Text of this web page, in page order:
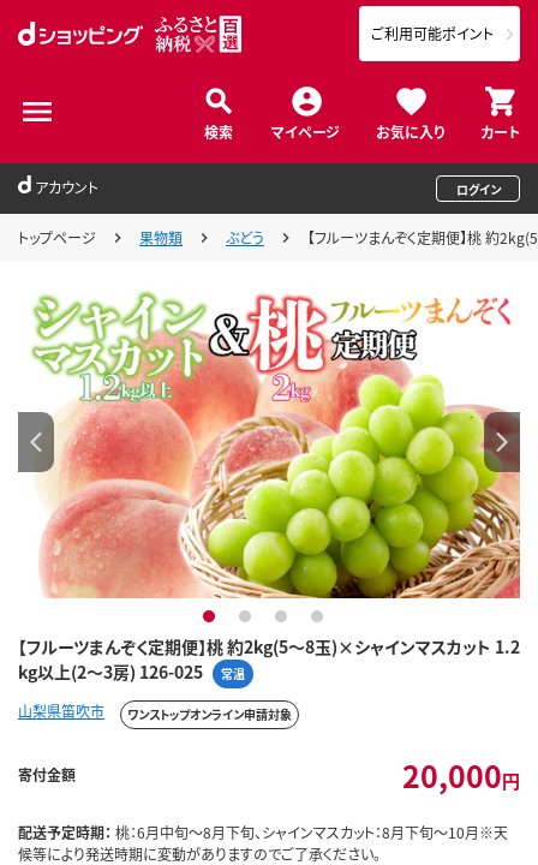
検索 マイページ お気に入り カート
ご利用可能ポイント
アカウント ログイン
トップページ 果物類 ぶどう 【フルーツまんぞく定期便】桃 約
【フルーツまんぞく定期便】桃 約2kg(5～8玉)×シャインマスカット 1.2
kg以上(2～3房) 126-025
常温
1 2 3 4
山梨県笛吹市 ワンストップオンライン申請対象
寄付金額 20,000円
配送予定時期： 桃：6月中旬～8月下旬、シャインマスカット：8月下旬～10月※天
候等により発送時期に変動がありますのでご了承ください。